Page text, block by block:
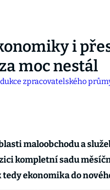
i
moc nestál
maloobchodu a
kompletní sadu
ekonomika do